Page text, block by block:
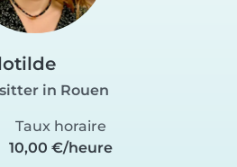
in Rouen
Taux horaire
10,00 €/heure